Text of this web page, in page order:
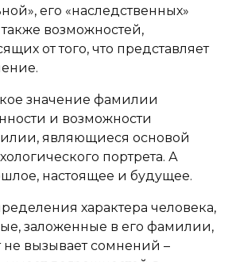
его «наследственных»
возможностей,
от того, что представляет
значение фамилии
и возможности
являющиеся основой
портрета. А
настоящее и будущее.
характера человека,
заложенные в его фамилии,
не вызывает сомнений –